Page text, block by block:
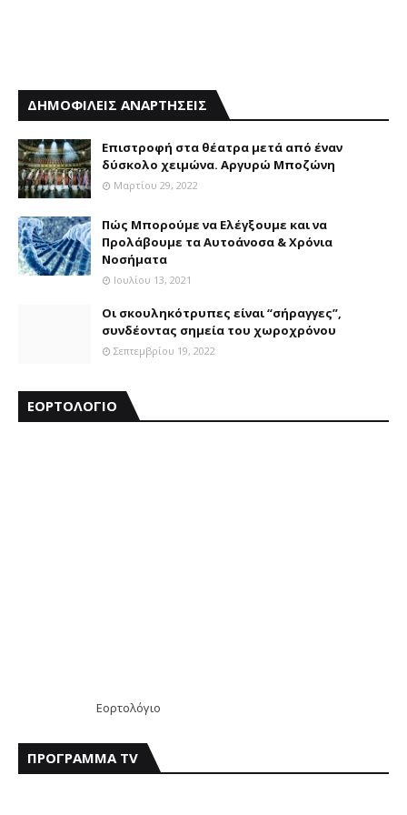
ΔΗΜΟΦΙΛΕΙΣ ΑΝΑΡΤΗΣΕΙΣ
Επιστροφή στα θέατρα μετά από έναν
δύσκολο χειμώνα. Αργυρώ Μποζώνη
Μαρτίου 29, 2022
Πώς Μπορούμε να Ελέγξουμε και να
Προλάβουμε τα Αυτοάνοσα & Χρόνια
Νοσήματα
Ιουλίου 13, 2021
Οι σκουληκότρυπες είναι “σήραγγες”,
συνδέοντας σημεία του χωροχρόνου
Σεπτεμβρίου 19, 2022
ΕΟΡΤΟΛΟΓΙΟ
Εορτολόγιο
ΠΡΟΓΡΑΜΜΑ TV